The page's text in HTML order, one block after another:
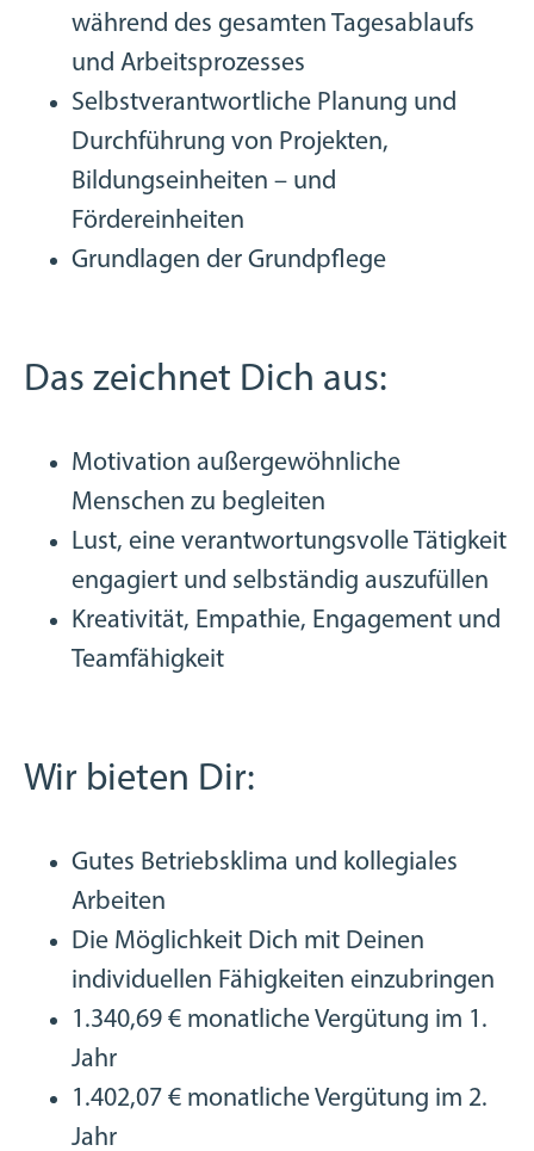
während des gesamten Tagesablaufs
und Arbeitsprozesses
Selbstverantwortliche Planung und
Durchführung von Projekten,
Bildungseinheiten – und
Fördereinheiten
Grundlagen der Grundpflege
Das zeichnet Dich aus:
Motivation außergewöhnliche
Menschen zu begleiten
Lust, eine verantwortungsvolle Tätigkeit
engagiert und selbständig auszufüllen
Kreativität, Empathie, Engagement und
Teamfähigkeit
Wir bieten Dir:
Gutes Betriebsklima und kollegiales
Arbeiten
Die Möglichkeit Dich mit Deinen
individuellen Fähigkeiten einzubringen
1.340,69 € monatliche Vergütung im 1.
Jahr
1.402,07 € monatliche Vergütung im 2.
Jahr